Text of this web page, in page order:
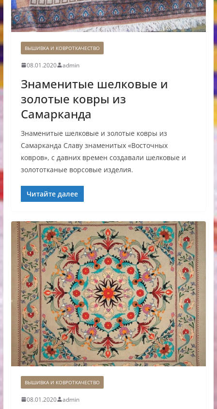
ВЫШИВКА И КОВРОТКАЧЕСТВО
08.01.2020 admin
Знаменитые шелковые и
золотые ковры из
Самарканда
Знаменитые шелковые и золотые ковры из
Самарканда Славу знаменитых «Восточных
ковров», с давних времен создавали шелковые и
золототканые ворсовые изделия.
Читайте далее
ВЫШИВКА И КОВРОТКАЧЕСТВО
08.01.2020 admin